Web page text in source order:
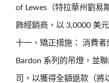
of Lewes（特拉華州劉易
飾經銷商，以 3,0000 美
十一、矯正措施： 消費
Bardon 系列的吊燈，並
司，以獲得全額退款（將